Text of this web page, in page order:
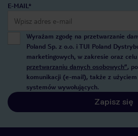
E-MAIL*
Wyrażam zgodę na przetwarzanie
Poland Sp. z o.o. i TUI Poland
marketingowych, w zakresie oraz
przetwarzaniu danych osobowych”,
komunikacji (e-mail), także z
systemów wywołujących.
Zapisz się